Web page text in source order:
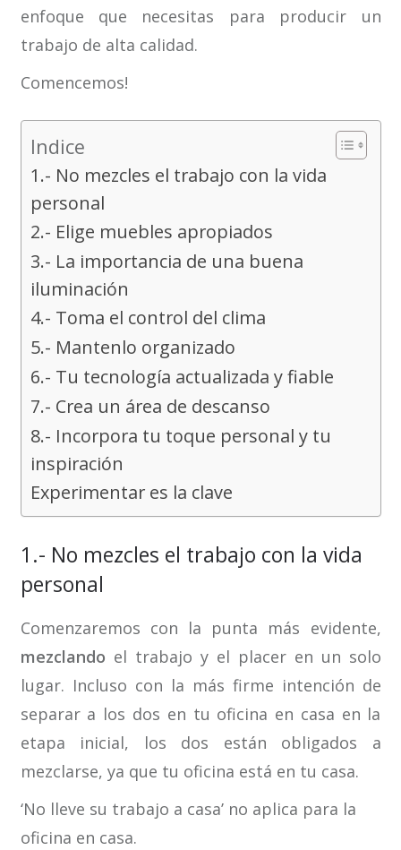
enfoque que necesitas para producir un
trabajo de alta calidad.
Comencemos!
Indice
1.- No mezcles el trabajo con la vida
personal
2.- Elige muebles apropiados
3.- La importancia de una buena
iluminación
4.- Toma el control del clima
5.- Mantenlo organizado
6.- Tu tecnología actualizada y fiable
7.- Crea un área de descanso
8.- Incorpora tu toque personal y tu
inspiración
Experimentar es la clave
1.- No mezcles el trabajo con la vida
personal
Comenzaremos con la punta más evidente,
mezclando el trabajo y el placer en un solo
lugar. Incluso con la más firme intención de
separar a los dos en tu oficina en casa en la
etapa inicial, los dos están obligados a
mezclarse, ya que tu oficina está en tu casa.
‘No lleve su trabajo a casa’ no aplica para la
oficina en casa.